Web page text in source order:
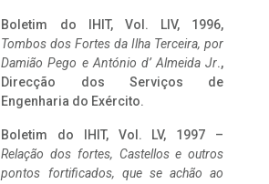
Boletim do IHIT, Vol. LIV, 1996,
Tombos dos Fortes da Ilha Terceira, por
Damião Pego e António d’ Almeida Jr.,
Direcção dos Serviços de
Engenharia do Exército.
Boletim do IHIT, Vol. LV, 1997 –
Relação dos fortes, Castellos e outros
pontos fortificados, que se achão ao